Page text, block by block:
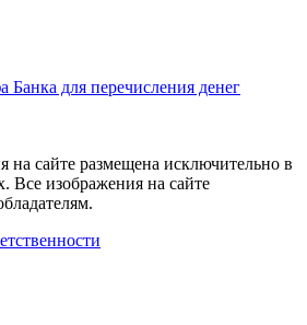
для перечисления денег
сайте размещена исключительно в
Все изображения на сайте